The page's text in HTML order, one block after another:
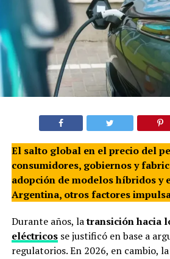
El salto global en el precio del
consumidores, gobiernos y
adopción de modelos híbridos y
Argentina, otros factores
Durante años, latransición hacia
eléctricosse justificó en base a
regulatorios. En 2026, en cambio,